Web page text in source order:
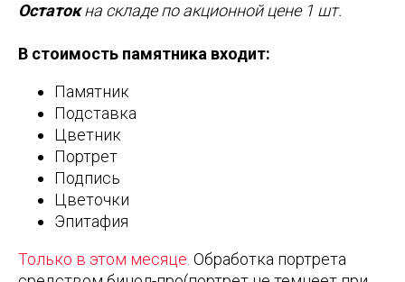
Остатокна складе по акционной цене 1 шт.
В стоимость памятника входит:
Памятник
Подставка
Цветник
Портрет
Подпись
Цветочки
Эпитафия
Только в этом месяце. Обработка портрета